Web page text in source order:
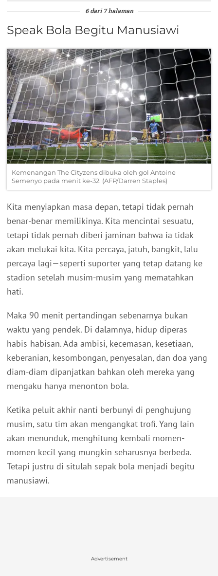
6 dari 7 halaman
Speak Bola Begitu Manusiawi
Kemenangan The Cityzens dibuka oleh gol Antoine
Semenyo pada menit ke-32. (AFP/Darren Staples)
Kita menyiapkan masa depan, tetapi tidak pernah
benar-benar memilikinya. Kita mencintai sesuatu,
tetapi tidak pernah diberi jaminan bahwa ia tidak
akan melukai kita. Kita percaya, jatuh, bangkit, lalu
percaya lagi—seperti suporter yang tetap datang ke
stadion setelah musim-musim yang mematahkan
hati.
Maka 90 menit pertandingan sebenarnya bukan
waktu yang pendek. Di dalamnya, hidup diperas
habis-habisan. Ada ambisi, kecemasan, kesetiaan,
keberanian, kesombongan, penyesalan, dan doa yang
diam-diam dipanjatkan bahkan oleh mereka yang
mengaku hanya menonton bola.
Ketika peluit akhir nanti berbunyi di penghujung
musim, satu tim akan mengangkat trofi. Yang lain
akan menunduk, menghitung kembali momen-
momen kecil yang mungkin seharusnya berbeda.
Tetapi justru di situlah sepak bola menjadi begitu
manusiawi.
Advertisement